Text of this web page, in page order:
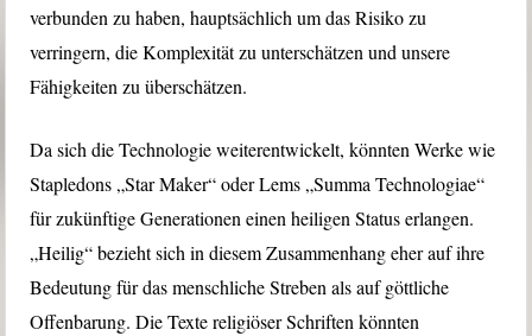
verbunden zu haben, hauptsächlich um das Risiko zu
verringern, die Komplexität zu unterschätzen und unsere
Fähigkeiten zu überschätzen.
Da sich die Technologie weiterentwickelt, könnten Werke wie
Stapledons „Star Maker“ oder Lems „Summa Technologiae“
für zukünftige Generationen einen heiligen Status erlangen.
„Heilig“ bezieht sich in diesem Zusammenhang eher auf ihre
Bedeutung für das menschliche Streben als auf göttliche
Offenbarung. Die Texte religiöser Schriften könnten